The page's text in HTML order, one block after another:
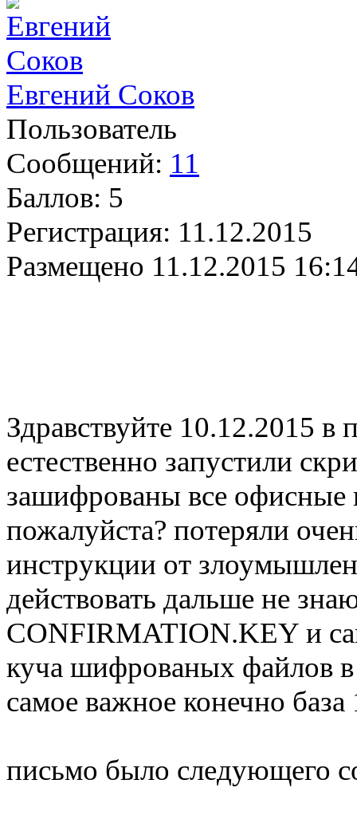
Евгений Соков
Пользователь
Сообщений: 11
Баллов: 5
Регистрация: 11.12.2015
Размещено 11.12.2015
Здравствуйте 10.12.2015
естественно запустили
зашифрованы все
пожалуйста? потеряли
инструкции от
действовать дальше не
CONFIRMATION.KEY и
куча шифрованых файлов
самое важное конечно база
письмо было следующего